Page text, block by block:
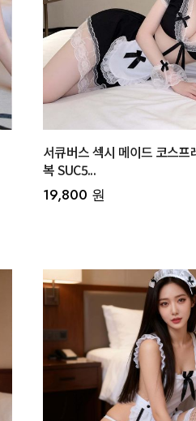
서큐버스 섹시 메이드 코스프
복 SUC5...
19,800 원